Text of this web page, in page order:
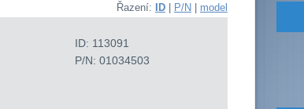
Řazení: ID| P/N| model
ID: 113091
P/N: 01034503